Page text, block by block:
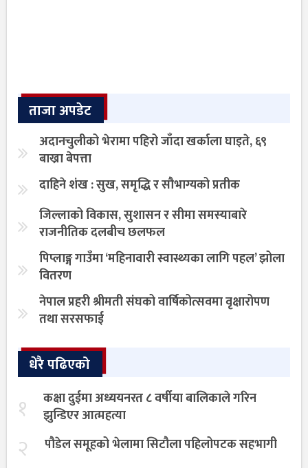
ताजा अपडेट
अदानचुलीको भेरामा पहिरो जाँदा खर्काला घाइते, ६९
बाख्रा बेपत्ता
दाहिने शंख : सुख, समृद्धि र सौभाग्यको प्रतीक
जिल्लाको विकास, सुशासन र सीमा समस्याबारे
राजनीतिक दलबीच छलफल
पिप्लाङ्ग गाउँमा ‘महिनावारी स्वास्थ्यका लागि पहल’ झोला
वितरण
नेपाल प्रहरी श्रीमती संघको वार्षिकोत्सवमा वृक्षारोपण
तथा सरसफाई
धेरै पढिएको
१
कक्षा दुईमा अध्ययनरत ८ वर्षीया बालिकाले गरिन
झुन्डिएर आत्महत्या
२ पौडेल समूहको भेलामा सिटौला पहिलोपटक सहभागी